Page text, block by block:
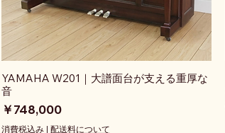
YAMAHA W201｜大譜面台が支える重厚な
音
価格
￥748,000
消費税込み| 配送料について